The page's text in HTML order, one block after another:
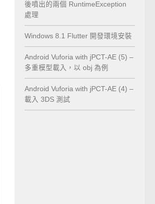
後噴出的兩個 RuntimeException
處理
Windows 8.1 Flutter 開發環境安裝
Android Vuforia with jPCT-AE (5) –
多重模型載入，以 obj 為例
Android Vuforia with jPCT-AE (4) –
載入 3DS 測試